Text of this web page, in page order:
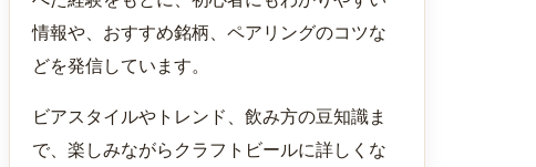
情報や、おすすめ銘柄、ペアリングのコツな
どを発信しています。
ビアスタイルやトレンド、飲み方の豆知識ま
で、楽しみながらクラフトビールに詳しくな